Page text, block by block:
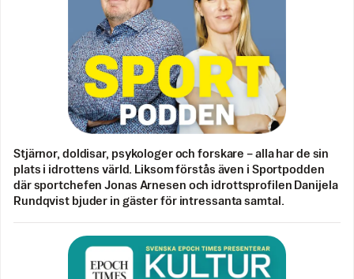
Stjärnor, doldisar, psykologer och forskare – alla har de sin
plats i idrottens värld. Liksom förstås även i Sportpodden
där sportchefen Jonas Arnesen och idrottsprofilen Danijela
Rundqvist bjuder in gäster för intressanta samtal.